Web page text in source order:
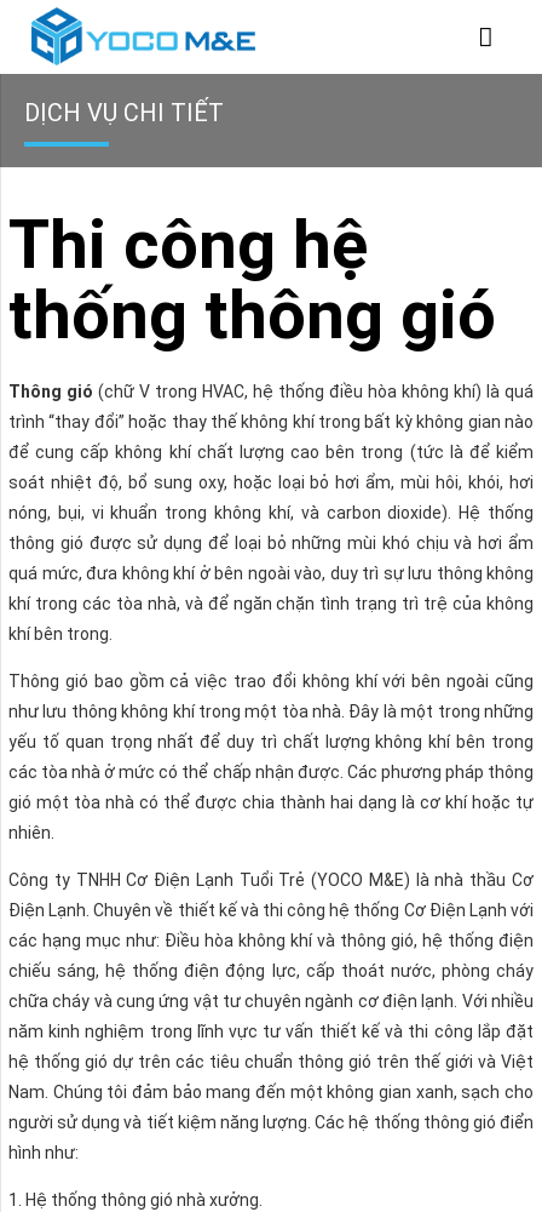
DỊCH VỤ CHI TIẾT
Thi công hệ
thống thông gió
Thông gió (chữ V trong HVAC, hệ thống điều hòa không khí) là quá
trình “thay đổi” hoặc thay thế không khí trong bất kỳ không gian nào
để cung cấp không khí chất lượng cao bên trong (tức là để kiểm
soát nhiệt độ, bổ sung oxy, hoặc loại bỏ hơi ẩm, mùi hôi, khói, hơi
nóng, bụi, vi khuẩn trong không khí, và carbon dioxide). Hệ thống
thông gió được sử dụng để loại bỏ những mùi khó chịu và hơi ẩm
quá mức, đưa không khí ở bên ngoài vào, duy trì sự lưu thông không
khí trong các tòa nhà, và để ngăn chặn tình trạng trì trệ của không
khí bên trong.
Thông gió bao gồm cả việc trao đổi không khí với bên ngoài cũng
như lưu thông không khí trong một tòa nhà. Đây là một trong những
yếu tố quan trọng nhất để duy trì chất lượng không khí bên trong
các tòa nhà ở mức có thể chấp nhận được. Các phương pháp thông
gió một tòa nhà có thể được chia thành hai dạng là cơ khí hoặc tự
nhiên.
Công ty TNHH Cơ Điện Lạnh Tuổi Trẻ (YOCO M&E) là nhà thầu Cơ
Điện Lạnh. Chuyên về thiết kế và thi công hệ thống Cơ Điện Lạnh với
các hạng mục như: Điều hòa không khí và thông gió, hệ thống điện
chiếu sáng, hệ thống điện động lực, cấp thoát nước, phòng cháy
chữa cháy và cung ứng vật tư chuyên ngành cơ điện lạnh. Với nhiều
năm kinh nghiệm trong lĩnh vực tư vấn thiết kế và thi công lắp đặt
hệ thống gió dự trên các tiêu chuẩn thông gió trên thế giới và Việt
Nam. Chúng tôi đảm bảo mang đến một không gian xanh, sạch cho
người sử dụng và tiết kiệm năng lượng. Các hệ thống thông gió điển
hình như:
1. Hệ thống thông gió nhà xưởng.